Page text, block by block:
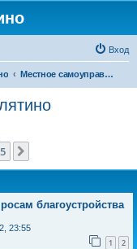
Вход
Местное самоуправление Селятино
5
благоустройства
23:55
1 2